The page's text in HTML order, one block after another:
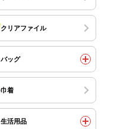
クリアファイル
バッグ
巾着
生活用品